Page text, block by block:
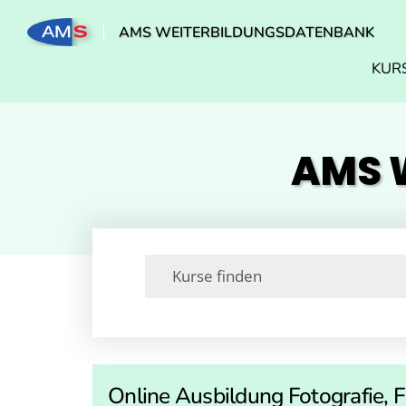
AMS WEITERBILDUNGSDATENBANK
AMS
Online Ausbildung Fotografie,